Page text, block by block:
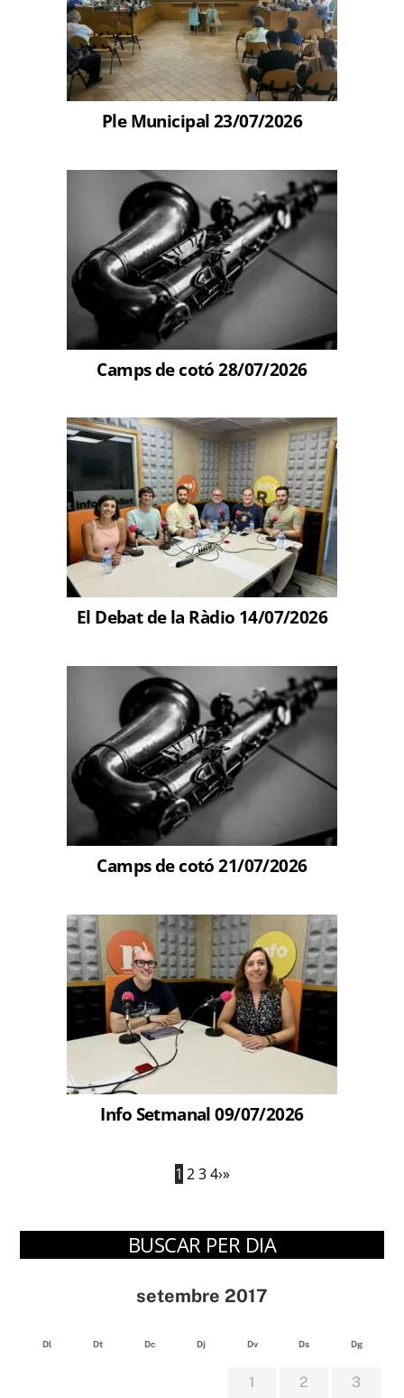
Ple Municipal 23/07/2026
Camps de cotó 28/07/2026
El Debat de la Ràdio 14/07/2026
Camps de cotó 21/07/2026
Info Setmanal 09/07/2026
1 2 3 4›»
BUSCAR PER DIA
setembre 2017
Dl Dt Dc Dj Dv Ds Dg
1 2 3